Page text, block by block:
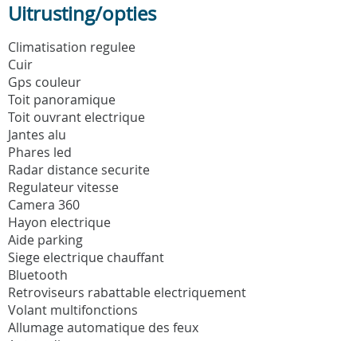
Uitrusting/opties
Climatisation regulee
Cuir
Gps couleur
Toit panoramique
Toit ouvrant electrique
Jantes alu
Phares led
Radar distance securite
Regulateur vitesse
Camera 360
Hayon electrique
Aide parking
Siege electrique chauffant
Bluetooth
Retroviseurs rabattable electriquement
Volant multifonctions
Allumage automatique des feux